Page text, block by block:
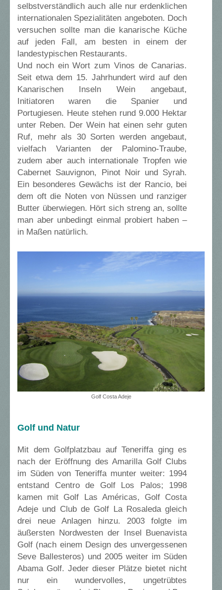
selbstverständlich auch alle nur erdenklichen
internationalen Spezialitäten angeboten. Doch
versuchen sollte man die kanarische Küche
auf jeden Fall, am besten in einem der
landestypischen Restaurants.
Und noch ein Wort zum Vinos de Canarias.
Seit etwa dem 15. Jahrhundert wird auf den
Kanarischen Inseln Wein angebaut,
Initiatoren waren die Spanier und
Portugiesen. Heute stehen rund 9.000 Hektar
unter Reben. Der Wein hat einen sehr guten
Ruf, mehr als 30 Sorten werden angebaut,
vielfach Varianten der Palomino-Traube,
zudem aber auch internationale Tropfen wie
Cabernet Sauvignon, Pinot Noir und Syrah.
Ein besonderes Gewächs ist der Rancio, bei
dem oft die Noten von Nüssen und ranziger
Butter überwiegen. Hört sich streng an, sollte
man aber unbedingt einmal probiert haben –
in Maßen natürlich.
Golf Costa Adeje
Golf und Natur
Mit dem Golfplatzbau auf Teneriffa ging es
nach der Eröffnung des Amarilla Golf Clubs
im Süden von Teneriffa munter weiter: 1994
entstand Centro de Golf Los Palos; 1998
kamen mit Golf Las Américas, Golf Costa
Adeje und Club de Golf La Rosaleda gleich
drei neue Anlagen hinzu. 2003 folgte im
äußersten Nordwesten der Insel Buenavista
Golf (nach einem Design des unvergessenen
Seve Ballesteros) und 2005 weiter im Süden
Abama Golf. Jeder dieser Plätze bietet nicht
nur ein wundervolles, ungetrübtes